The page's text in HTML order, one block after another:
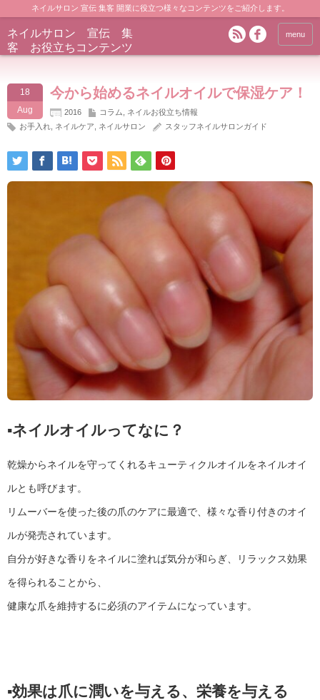
ネイルサロン 宣伝 集客 開業に役立つ様々なコンテンツをご紹介します。
ネイルサロン 宣伝 集
客 お役立ちコンテンツ
menu
18
Aug
今から始めるネイルオイルで保湿ケア！
2016 コラム
ネイルお役立ち情報
お手入れ ネイルケア ネイルサロン スタッフネイルサロンガイド
▪︎ネイルオイルってなに？
乾燥からネイルを守ってくれるキューティクルオイルをネイルオイ
ルとも呼びます。
リムーバーを使った後の爪のケアに最適で、様々な香り付きのオイ
ルが発売されています。
自分が好きな香りをネイルに塗れば気分が和らぎ、リラックス効果
を得られることから、
健康な爪を維持するに必須のアイテムになっています。
▪︎効果は爪に潤いを与える、栄養を与える